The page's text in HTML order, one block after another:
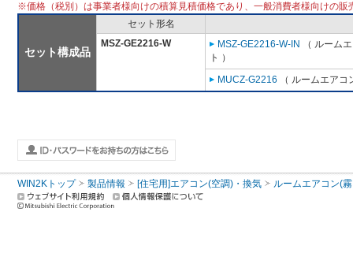
※価格（税別）は事業者様向けの積算見積価格であり、一般消費者様向けの販
セット構成品
セット形名
MSZ-GE2216-W
MSZ-GE2216-W-IN
（ ルーム
ト ）
MUCZ-G2216 （ ルームエア
WIN2Kトップ 製品情報 [住宅用]エアコン(空調)・換気 ルームエアコン(